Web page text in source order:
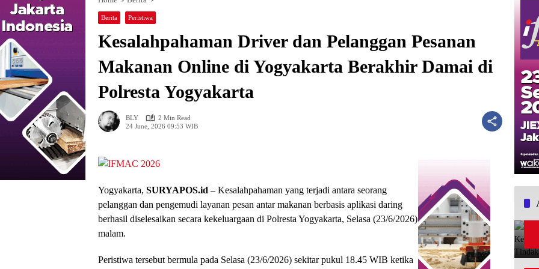
Berita Peristiwa
Kesalahpahaman Driver dan Pelanggan Pesanan
Makanan Online di Yogyakarta Berakhir Damai di
Polresta Yogyakarta
BLY
2 Min Read
24 June, 2026 09:53 WIB
Yogyakarta, SURYAPOS.id – Kesalahpahaman yang terjadi antara seorang
pelanggan dan pengemudi layanan pesan antar makanan berbasis aplikasi daring
berhasil diselesaikan secara kekeluargaan di Polresta Yogyakarta, Selasa (23/6/2026)
malam.
Peristiwa tersebut bermula pada Selasa (23/6/2026) sekitar pukul 18.45 WIB ketika